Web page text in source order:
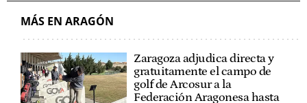
MÁS EN ARAGÓN
Zaragoza adjudica directa y
gratuitamente el campo de
golf de Arcosur a la
Federación Aragonesa hasta